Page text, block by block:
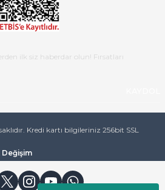
ilk siz haberdar olun! Fırsatları
Kredi kartı bilgileriniz 256bit SSL
Değişim